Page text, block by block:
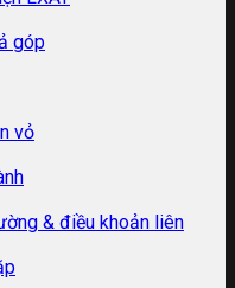
góp
vỏ
& điều khoản liên